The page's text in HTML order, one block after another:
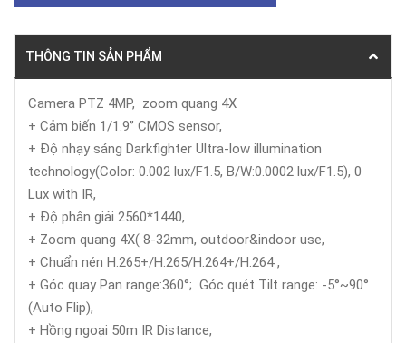
THÔNG TIN SẢN PHẨM
Camera PTZ 4MP, zoom quang 4X
+ Cảm biến 1/1.9’’ CMOS sensor,
+ Độ nhạy sáng Darkfighter Ultra-low illumination
technology(Color: 0.002 lux/F1.5, B/W:0.0002 lux/F1.5), 0
Lux with IR,
+ Độ phân giải 2560*1440,
+ Zoom quang 4X( 8-32mm, outdoor&indoor use,
+ Chuẩn nén H.265+/H.265/H.264+/H.264 ,
+ Góc quay Pan range:360°; Góc quét Tilt range: -5°~90°
(Auto Flip),
+ Hồng ngoại 50m IR Distance,